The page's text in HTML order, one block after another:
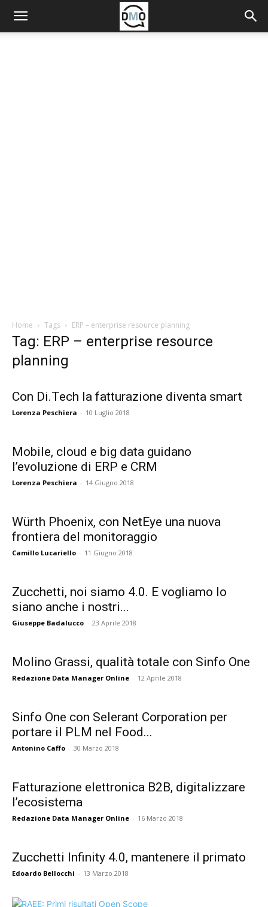
Home Tags ERP – enterprise resource planning
Tag: ERP – enterprise resource
planning
Con Di.Tech la fatturazione diventa smart
Lorenza Peschiera - 10 Luglio 2018
Mobile, cloud e big data guidano
l’evoluzione di ERP e CRM
Lorenza Peschiera - 14 Giugno 2018
Würth Phoenix, con NetEye una nuova
frontiera del monitoraggio
Camillo Lucariello - 11 Giugno 2018
Zucchetti, noi siamo 4.0. E vogliamo lo
siano anche i nostri...
Giuseppe Badalucco - 23 Aprile 2018
Molino Grassi, qualità totale con Sinfo One
Redazione Data Manager Online - 12 Aprile 2018
Sinfo One con Selerant Corporation per
portare il PLM nel Food...
Antonino Caffo - 30 Marzo 2018
Fatturazione elettronica B2B, digitalizzare
l’ecosistema
Redazione Data Manager Online - 16 Marzo 2018
Zucchetti Infinity 4.0, mantenere il primato
Edoardo Bellocchi - 13 Marzo 2018